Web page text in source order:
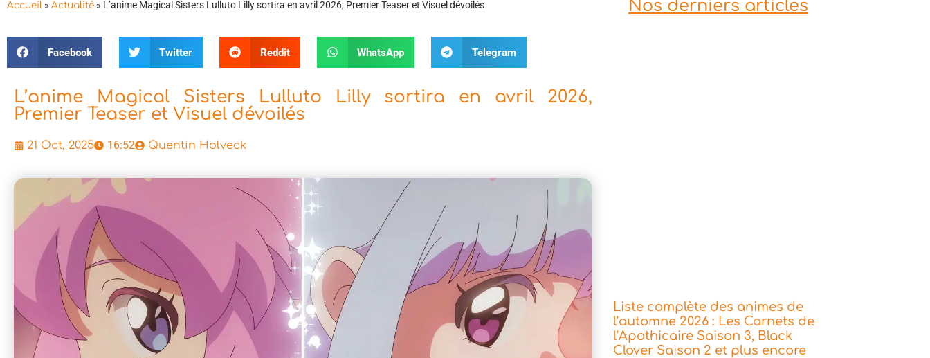
Accueil » Actualité » L’anime Magical Sisters Lulluto Lilly sortira en avril 2026, Premier Teaser et Visuel dévoilés
Facebook Twitter Reddit WhatsApp Telegram
L’anime Magical Sisters Lulluto Lilly sortira en avril 2026,
Premier Teaser et Visuel dévoilés
21 Oct, 2025 16:52 Quentin Holveck
Nos derniers articles
Liste complète des animes de
l’automne 2026 : Les Carnets de
l’Apothicaire Saison 3, Black
Clover Saison 2 et plus encore